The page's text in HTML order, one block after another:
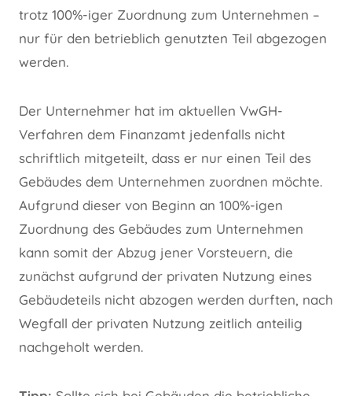
trotz 100%-iger Zuordnung zum Unternehmen –
nur für den betrieblich genutzten Teil abgezogen
werden.
Der Unternehmer hat im aktuellen VwGH-
Verfahren dem Finanzamt jedenfalls nicht
schriftlich mitgeteilt, dass er nur einen Teil des
Gebäudes dem Unternehmen zuordnen möchte.
Aufgrund dieser von Beginn an 100%-igen
Zuordnung des Gebäudes zum Unternehmen
kann somit der Abzug jener Vorsteuern, die
zunächst aufgrund der privaten Nutzung eines
Gebäudeteils nicht abzogen werden durften, nach
Wegfall der privaten Nutzung zeitlich anteilig
nachgeholt werden.